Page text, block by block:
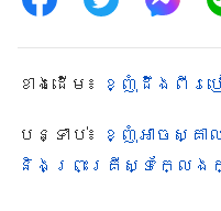
ជំនុំនេះ»។ វាក៏នាំឱ្
នៅឯណា? ពេលអានប
«មើលខ្ញុំឈរនៅមាត់ទ្
ខ្ញុំនឹងចូលទៅឯអ្នក
ខាង​ដើម៖ ខ្ញុំដឹងពីរប
បន្ទាប់៖
ខ្ញុំអាចស្គ
និងព្រះគ្រីស្ទក្លែង